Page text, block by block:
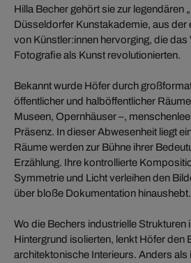
Hilla Becher gehört sie zur legendären
Düsseldorfer Kunstakademie, aus der
von Künstler:innen hervorging, die
Fotografie als Kunst revolutionierten.
Bekannt wurde Höfer durch
öffentlicher und halböffentlicher
Museen, Opernhäuser –,
Präsenz. In dieser Abwesenheit liegt
Räume werden zur Bühne ihrer
Erzählung. Ihre kontrollierte
Symmetrie und Licht verleihen den
über bloße Dokumentation hinaushebt.
Wo die Bechers industrielle Strukturen
Hintergrund isolierten, lenkt Höfer den
architektonische Interieurs. Anders als